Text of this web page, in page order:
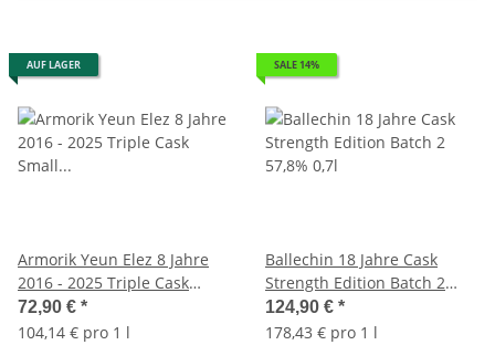
AUF LAGER
Armorik Yeun Elez 8 Jahre
2016 - 2025 Triple Cask
Small Batch 57,8% 0,7l
72,90 € *
104,14 € pro 1 l
SALE 14%
Ballechin 18 Jahre Cask
Strength Edition Batch 2
57,8% 0,7l
124,90 € *
178,43 € pro 1 l